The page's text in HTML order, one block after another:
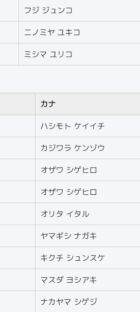
フジ ジュンコ
ニノミヤ ユキコ
ミシマ ユリコ
カナ
ハシモト ケイイチ
カジワラ ケンゾウ
オザワ シゲヒロ
オザワ シゲヒロ
オリタ イタル
ヤマギシ ナガキ
キクチ シュンスケ
マスダ ヨシアキ
ナカヤマ シゲジ